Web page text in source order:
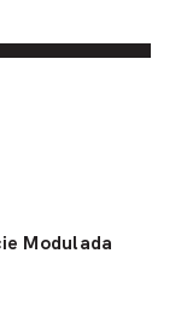
Modulada